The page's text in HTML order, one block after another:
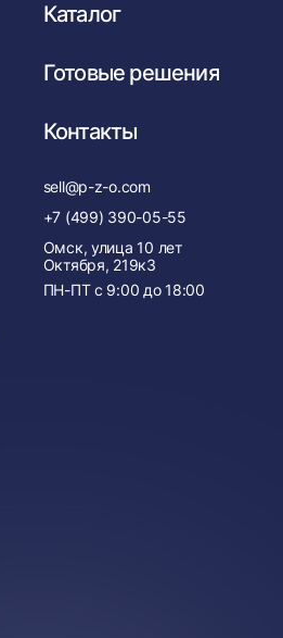
Каталог
Готовые решения
Контакты
sell@p-z-o.com
+7 (499) 390-05-55
Омск, улица 10 лет
Октября, 219к3
ПН-ПТ с 9:00 до 18:00